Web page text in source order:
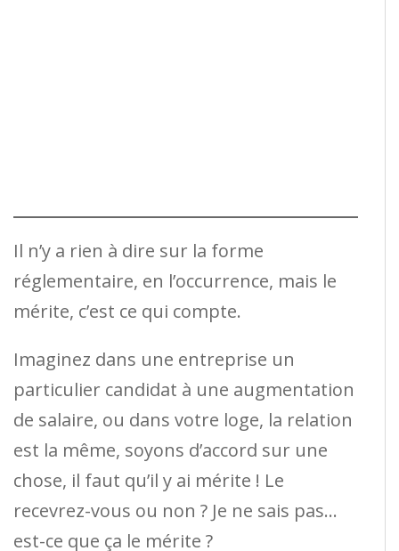
Il n’y a rien à dire sur la forme
réglementaire, en l’occurrence, mais le
mérite, c’est ce qui compte.
Imaginez dans une entreprise un
particulier candidat à une augmentation
de salaire, ou dans votre loge, la relation
est la même, soyons d’accord sur une
chose, il faut qu’il y ai mérite ! Le
recevrez-vous ou non ? Je ne sais pas…
est-ce que ça le mérite ?